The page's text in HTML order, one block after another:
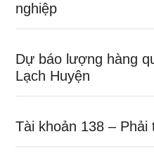
nghiệp
Dự báo lượng hàng
Lạch Huyện
Tài khoản 138 – Phải